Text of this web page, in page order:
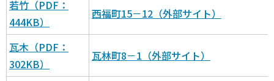
若竹（PDF：
444KB）
西福町15－12（外部サイト）
瓦木（PDF：
302KB）
瓦林町8－1（外部サイト）